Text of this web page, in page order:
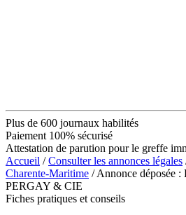
Plus de 600 journaux habilités
Paiement 100% sécurisé
Attestation de parution pour le greffe
Accueil /Consulter les annonces légales
Charente-Maritime / Annonce déposée
PERGAY & CIE
Fiches pratiques et conseils